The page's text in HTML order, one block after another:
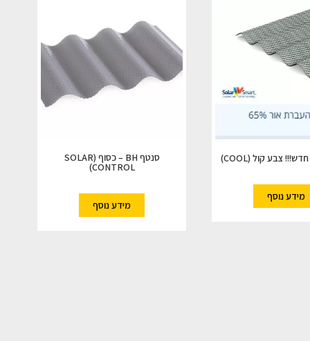
מידע נוסף
סנטף BH – כסוף (SOLAR
CONTROL)
מידע נוסף